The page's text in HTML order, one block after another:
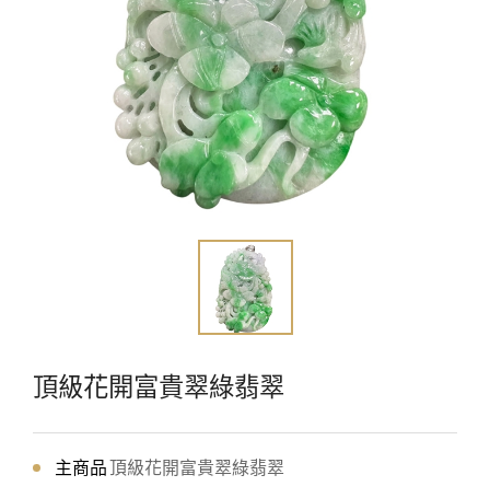
頂級花開富貴翠綠翡翠
主商品頂級花開富貴翠綠翡翠